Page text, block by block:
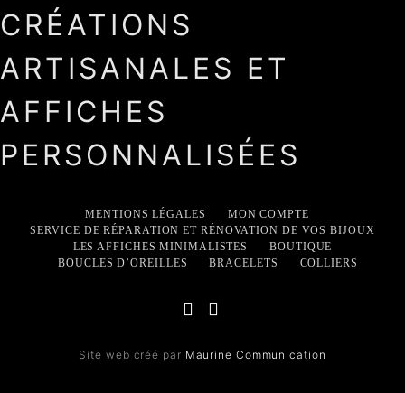
CRÉATIONS
ARTISANALES ET
AFFICHES
PERSONNALISÉES
MENTIONS LÉGALES
MON COMPTE
SERVICE DE RÉPARATION ET RÉNOVATION DE VOS BIJOUX
LES AFFICHES MINIMALISTES
BOUTIQUE
BOUCLES D’OREILLES
BRACELETS COLLIERS
Site web créé par Maurine Communication